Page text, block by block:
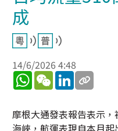
成
14/6/2026 4:48
WhatsApp
WeChatLinkedIn
摩根大通發表報告表示
海峽，航運表現自本月